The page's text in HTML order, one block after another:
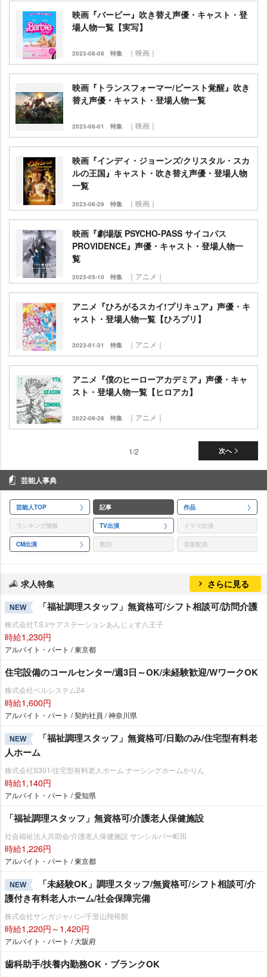
映画『バービー』吹き替え声優・キャスト・登
場人物一覧【実写】
2023-08-08 特集 ｜映画｜
映画『トランスフォーマー/ビースト覚醒』吹き
替え声優・キャスト・登場人物一覧
2023-08-01 特集 ｜映画｜
映画『インディ・ジョーンズ/クリスタル・スカ
ルの王国』キャスト・吹き替え声優・登場人物
一覧
2023-06-29 特集 ｜映画｜
映画『劇場版 PSYCHO-PASS サイコパス
PROVIDENCE』声優・キャスト・登場人物一
覧
2023-05-10 特集 ｜アニメ｜
アニメ『ひろがるスカイ!プリキュア』声優・キ
ャスト・登場人物一覧【ひろプリ】
2023-01-31 特集 ｜アニメ｜
アニメ『僕のヒーローアカデミア』声優・キャ
スト・登場人物一覧【ヒロアカ】
2022-09-28 特集 ｜アニメ｜
次へ
1/2
芸能人事典
芸能人TOP 記事 作品
ランキング情報 TV出演 ドラマ出演
CM出演 歌詞 音楽配信
求人特集 さらに見る
NEW 「福祉調理スタッフ」無資格可/シフト相談可/訪問介護
株式会社T.S.I/ケアステーションあんじぇす八王子
時給1,230円
アルバイト・パート / 東京都
住宅設備のコールセンター/週3日～OK/未経験歓迎/WワークOK
株式会社ベルシステム24
時給1,600円
アルバイト・パート / 契約社員 / 神奈川県
NEW
「福祉調理スタッフ」無資格可/日勤のみ/住宅型有料老
人ホーム
株式会社S301/住宅型有料老人ホーム ナーシングホームかりん
時給1,140円
アルバイト・パート / 愛知県
「福祉調理スタッフ」無資格可/介護老人保健施設
社会福祉法人共助会/介護老人保健施設 サンシルバー町田
時給1,226円
アルバイト・パート / 東京都
NEW
「未経験OK」調理スタッフ/無資格可/シフト相談可/介
護付き有料老人ホーム/社会保障完備
株式会社サンガジャパン/千里山翔裕館
時給1,220円～1,420円
アルバイト・パート / 大阪府
歯科助手/扶養内勤務OK・ブランクOK